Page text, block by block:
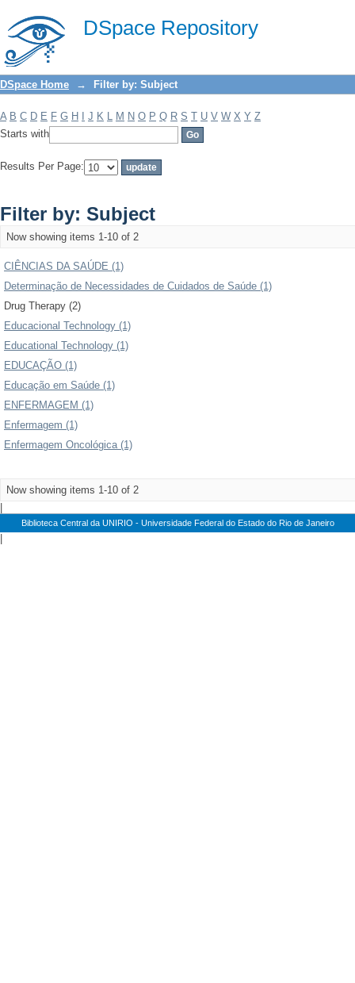
DSpace Repository
Filter by: Subject
DSpace Home → Filter by: Subject
A B C D E F G H J K L M N O P Q R S T U V W X Y Z
Starts with
Results Per Page:
Filter by: Subject
Now showing items 1-10 of 2
CIÊNCIAS DA SAÚDE (1)
Determinação de Necessidades de Cuidados de Saúde (1)
Drug Therapy (2)
Educacional Technology (1)
Educational Technology (1)
EDUCAÇÃO (1)
Educação em Saúde (1)
ENFERMAGEM (1)
Enfermagem (1)
Enfermagem Oncológica (1)
Now showing items 1-10 of 2
Biblioteca Central da UNIRIO - Universidade Federal do Estado do Rio de Janeiro